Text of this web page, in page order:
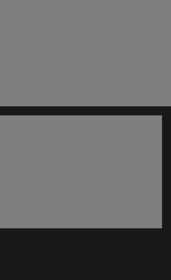
nueva ventana)